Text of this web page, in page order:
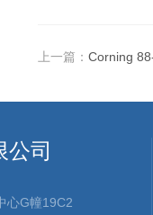
上一篇： Corning
公司
心G幢19C2